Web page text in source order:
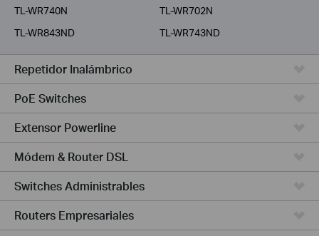
TL-WR740N
TL-WR702N
TL-WR843ND
TL-WR743ND
Repetidor Inalámbrico
PoE Switches
Extensor Powerline
Módem & Router DSL
Switches Administrables
Routers Empresariales